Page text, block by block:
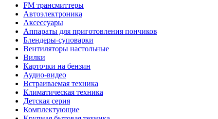
FM трансмиттеры
Автоэлектроника
Аксессуары
Аппараты для приготовления пончиков
Блендеры-суповарки
Вентиляторы настольные
Вилки
Карточки на бензин
Аудио-видео
Встраиваемая техника
Климатическая техника
Детская серия
Комплектующие